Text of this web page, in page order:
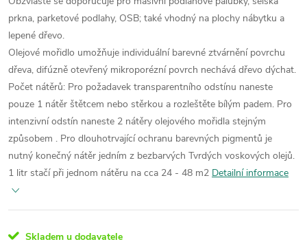
prkna, parketové podlahy, OSB; také vhodný na plochy nábytku a
lepené dřevo.
Olejové mořidlo umožňuje individuální barevné ztvárnění povrchu
dřeva, difúzně otevřený mikroporézní povrch nechává dřevo dýchat.
Počet nátěrů: Pro požadavek transparentního odstínu naneste
pouze 1 nátěr štětcem nebo stěrkou a rozleštěte bílým padem. Pro
intenzivní odstín naneste 2 nátěry olejového mořidla stejným
způsobem . Pro dlouhotrvající ochranu barevných pigmentů je
nutný konečný nátěr jedním z bezbarvých Tvrdých voskových olejů.
1 litr stačí při jednom nátěru na cca 24 - 48 m2 Detailní informace
Skladem u dodavatele